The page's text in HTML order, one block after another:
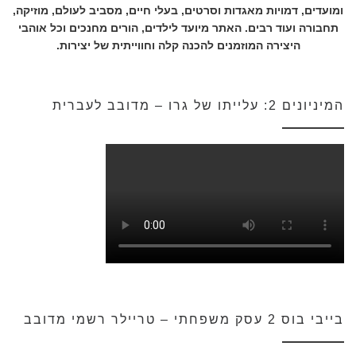
ומועדים, דמויות מאגדות וסרטים, בעלי חיים, מסביב לעולם, מוזיקה,
תחבורה ועוד רבים. האתר מיועד לילדים, הורים מחנכים וכל אוהבי
היצירה המוזמנים להכנה קלה וחווייתית של יצירות.
המיניונים 2: עלייתו של גרו – מדובב לעברית
בייבי בוס 2 עסק משפחתי – טריילר רשמי מדובב